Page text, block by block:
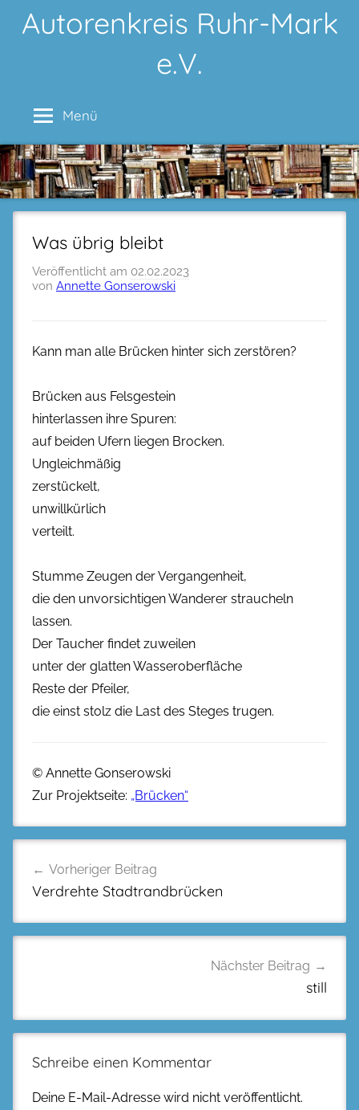
InhaltAutorenkreis Ruhr-Mark
e.V.
Menü
Was übrig bleibt
Veröffentlicht am 02.02.2023
von Annette Gonserowski
Kann man alle Brücken hinter sich zerstören?
Brücken aus Felsgestein
hinterlassen ihre Spuren:
auf beiden Ufern liegen Brocken.
Ungleichmäßig
zerstückelt,
unwillkürlich
verteilt.
Stumme Zeugen der Vergangenheit,
die den unvorsichtigen Wanderer straucheln
lassen.
Der Taucher findet zuweilen
unter der glatten Wasseroberfläche
Reste der Pfeiler,
die einst stolz die Last des Steges trugen.
© Annette Gonserowski
Zur Projektseite: „Brücken“
Vorheriger Beitrag
Verdrehte Stadtrandbrücken
Nächster Beitrag
still
Schreibe einen Kommentar
Deine E-Mail-Adresse wird nicht veröffentlicht.